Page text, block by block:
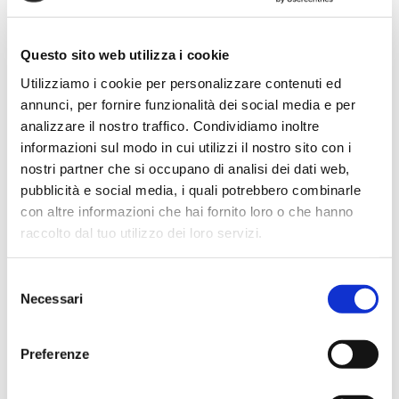
Questo sito web utilizza i cookie
Utilizziamo i cookie per personalizzare contenuti ed
annunci, per fornire funzionalità dei social media e per
analizzare il nostro traffico. Condividiamo inoltre
informazioni sul modo in cui utilizzi il nostro sito con i
nostri partner che si occupano di analisi dei dati web,
pubblicità e social media, i quali potrebbero combinarle
con altre informazioni che hai fornito loro o che hanno
raccolto dal tuo utilizzo dei loro servizi.
delNecessari
Preferenze
★★★★★
Ottima esperienza d’acquisto. Comunicazione
puntuale e cordiale, spedizione rapida e prodotti
effettivamente disponibili come indicato sul sito, senza
sorprese o ritardi. Servizio affidabile e professionale.
Negozio assolutamente consigliato, acqui..
Ciro Pio Donnarumma
Ho acquistato un Selmer Super Action 80 serie I da
Biasin e sono rimasto davvero super soddisfatto. Il sax